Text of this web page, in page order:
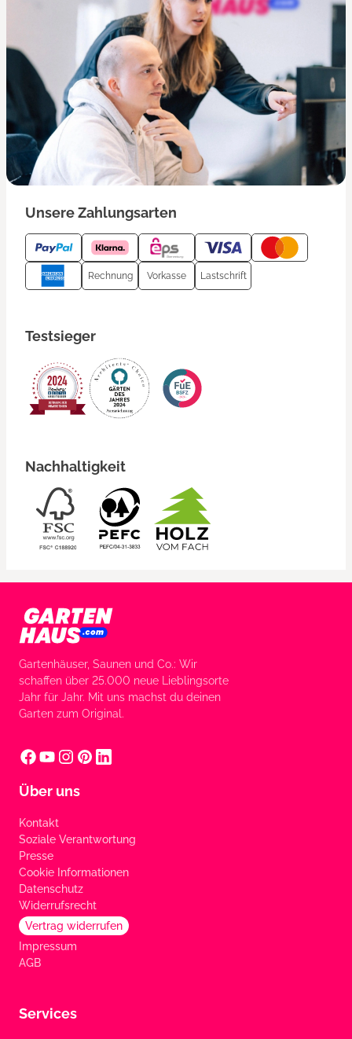
Unsere Zahlungsarten
Rechnung Vorkasse Lastschrift
Testsieger
Nachhaltigkeit
Gartenhäuser, Saunen und Co.: Wir
schaffen über 25.000 neue Lieblingsorte
Jahr für Jahr. Mit uns machst du deinen
Garten zum Original.
Über uns
Kontakt
Soziale Verantwortung
Presse
Cookie Informationen
Datenschutz
Widerrufsrecht
Vertrag widerrufen
Impressum
AGB
Services